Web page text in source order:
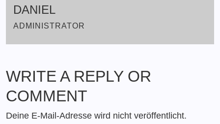
DANIEL
ADMINISTRATOR
WRITE A REPLY OR
COMMENT
Deine E-Mail-Adresse wird nicht veröffentlicht.